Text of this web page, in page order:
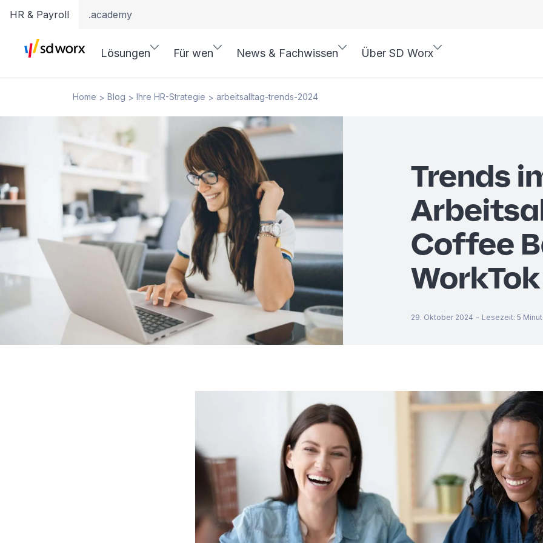
HR & Payroll .academy
Lösungen Für wen News & Fachwissen Über SD Worx
Home > Blog > Ihre HR-Strategie > arbeitsalltag-trends-2024
Trends
Coffee
WorkTok
29. Oktober 2024 - Lesezeit: 5